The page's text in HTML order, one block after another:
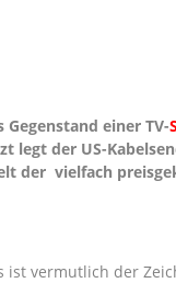
einer TV-
legt der US-
der vielfach
ist vermutlich der